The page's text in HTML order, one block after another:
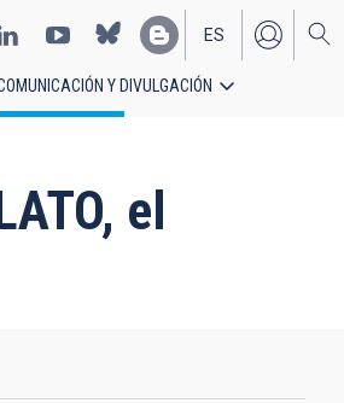
EN
ES
Y DIVULGACIÓN
el